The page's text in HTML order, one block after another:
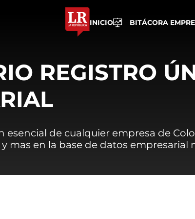
INICIO BITÁCORA
REGISTRO
esencial de cualquier empresa de
mas en la base de datos empresarial